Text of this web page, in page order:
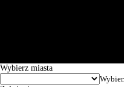
Wybierz miasta